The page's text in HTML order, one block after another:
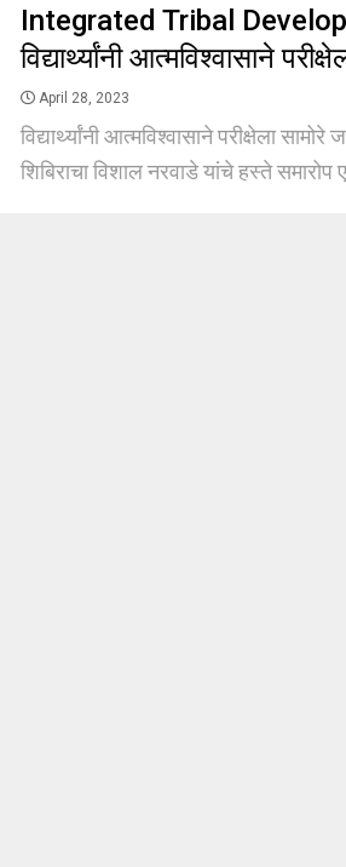
Integrated Tribal
विद्यार्थ्यांनी आत्मविश्वासाने
April 28, 2023
विद्यार्थ्यांनी आत्मविश्वासाने परीक्षेला
शिबिराचा विशाल नरवाडे यांचे हस्ते समारोप